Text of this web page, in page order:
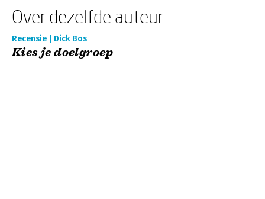
Over dezelfde auteur
Recensie | Dick Bos
Kies je doelgroep